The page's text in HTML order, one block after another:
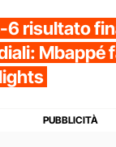
6 risultato
Mbappé